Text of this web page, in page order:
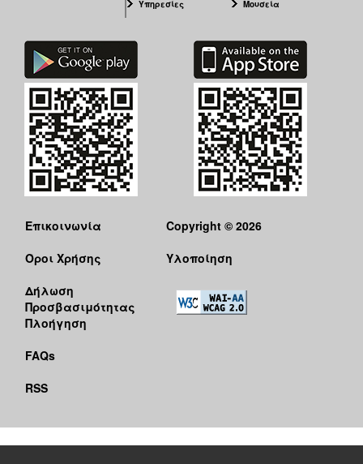
Υπηρεσίες
Μουσεία
Επικοινωνία
Όροι Χρήσης
Δήλωση
Προσβασιμότητας
Πλοήγηση
FAQs
RSS
Copyright © 2026
Υλοποίηση